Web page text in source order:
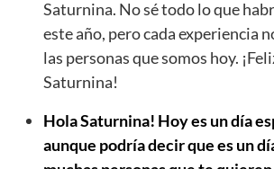
Saturnina. No sé todo lo que
este año, pero cada experiencia
las personas que somos hoy.
Saturnina!
Hola Saturnina! Hoy es un día
aunque podría decir que es un